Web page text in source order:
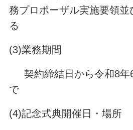
務プロポーザル実施要領並
る
(3)業務期間
契約締結日から令和8年
で
(4)記念式典開催日・場所